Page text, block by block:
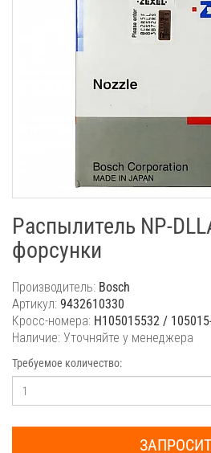
Распылитель NP-
форсунки
Производитель: Bosch
Артикул: 9432610330
Кросс-номера: H105015532 /
Наличие: Уточняйте у менеджера
Требуемое количество: